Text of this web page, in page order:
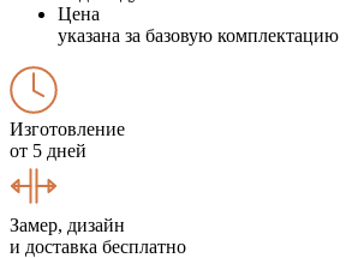
Цена
указана за базовую комплектацию
Изготовление
от 5 дней
Замер, дизайн
и доставка бесплатно